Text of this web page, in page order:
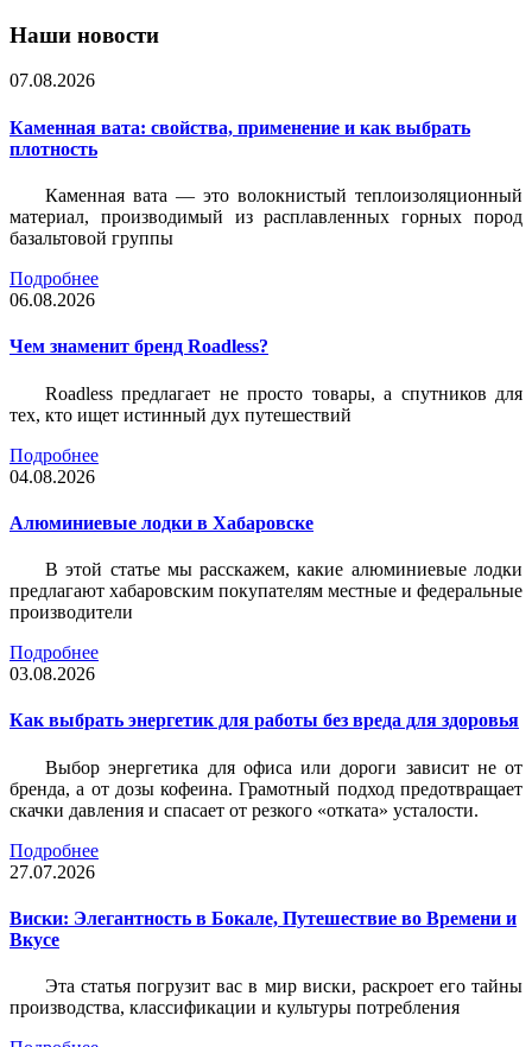
Наши новости
07.08.2026
Каменная вата: свойства, применение и как выбрать
плотность
Каменная вата — это волокнистый теплоизоляционный
материал, производимый из расплавленных горных пород
базальтовой группы
Подробнее
06.08.2026
Чем знаменит бренд Roadless?
Roadless предлагает не просто товары, а спутников для
тех, кто ищет истинный дух путешествий
Подробнее
04.08.2026
Алюминиевые лодки в Хабаровске
В этой статье мы расскажем, какие алюминиевые лодки
предлагают хабаровским покупателям местные и федеральные
производители
Подробнее
03.08.2026
Как выбрать энергетик для работы без вреда для здоровья
Выбор энергетика для офиса или дороги зависит не от
бренда, а от дозы кофеина. Грамотный подход предотвращает
скачки давления и спасает от резкого «отката» усталости.
Подробнее
27.07.2026
Виски: Элегантность в Бокале, Путешествие во Времени и
Вкусе
Эта статья погрузит вас в мир виски, раскроет его тайны
производства, классификации и культуры потребления